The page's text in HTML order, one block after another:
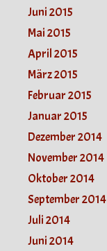
Juni 2015
Mai 2015
April 2015
März 2015
Februar 2015
Januar 2015
Dezember 2014
November 2014
Oktober 2014
September 2014
Juli 2014
Juni 2014